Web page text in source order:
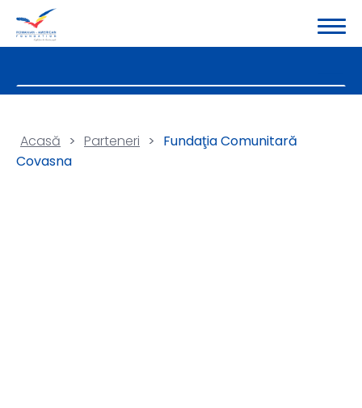
Acasă > Parteneri > Fundaţia Comunitară
Covasna